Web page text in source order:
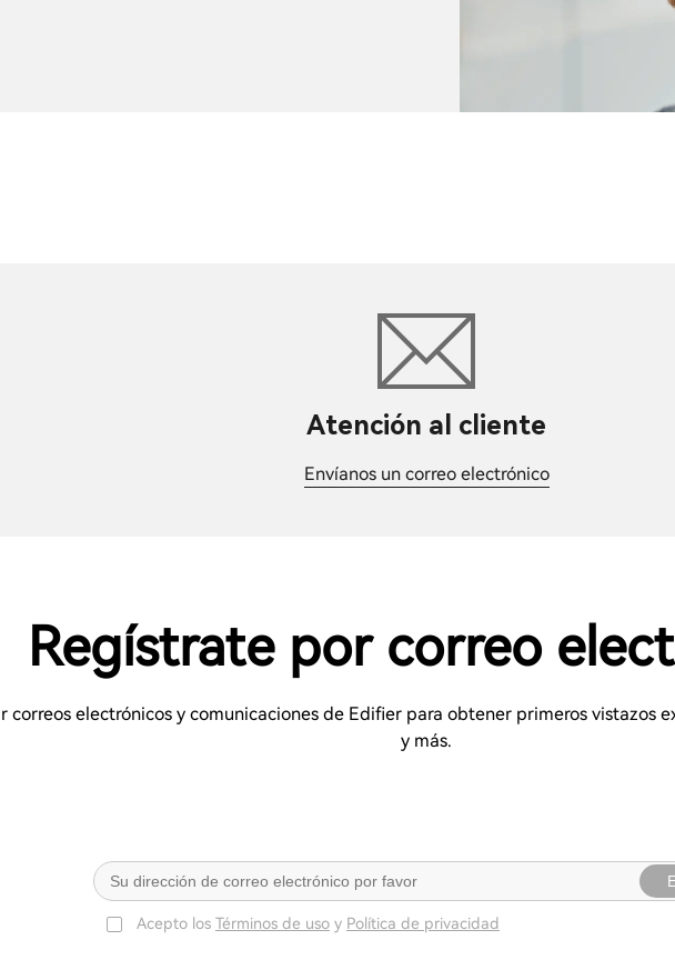
Atención al cliente
Envíanos un correo electrónico
Regístrate por correo
correos electrónicos y comunicaciones de Edifier para obtener primeros vistazos
y más.
Acepto los Términos de uso y Política de privacidad